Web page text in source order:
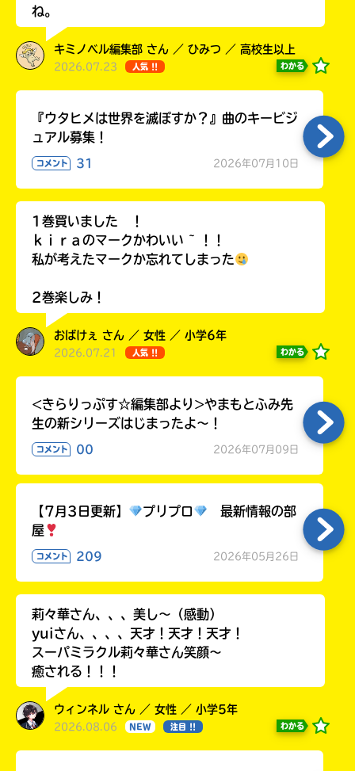
ね。
キミノベル編集部 さん ／ ひみつ ／ 高校生以上
2026.07.23 人気 !! わかる
『ウタヒメは世界を滅ぼすか？』曲のキービジ
ュアル募集！
コメント 31 2026年07月10日
1巻買いました ！
ｋｉｒａのマークかわいい ~ ！！
私が考えたマークか忘れてしまった
2巻楽しみ！
おばけぇ さん ／ 女性 ／ 小学6年
2026.07.21 人気 !! わかる
<きらりっぷす☆編集部より>やまもとふみ先
生の新シリーズはじまったよ～！
コメント 00 2026年07月09日
【7月3日更新】 プリプロ
最新情報の部
屋
コメント 209 2026年05月26日
莉々華さん、、、美し〜（感動）
yuiさん、、、、天才！天才！天才！
スーパミラクル莉々華さん笑顔〜
癒される！！！
ウィンネル さん ／ 女性 ／ 小学5年
2026.08.06 NEW 注目 !! わかる
書
セ
ブ
ト
シ
ピ
グ
オンライン
ショッピン
グ
honto